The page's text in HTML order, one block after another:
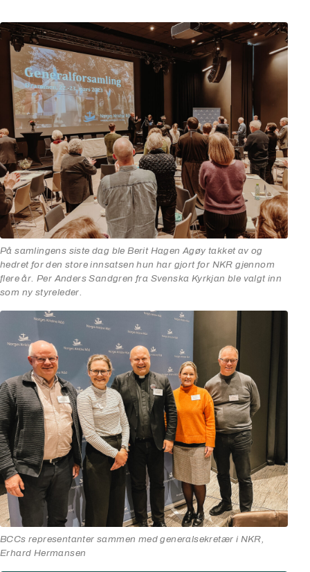
På samlingens siste dag ble Berit Hagen Agøy takket av og
hedret for den store innsatsen hun har gjort for NKR gjennom
flere år. Per Anders Sandgren fra Svenska Kyrkjan ble valgt inn
som ny styreleder.
BCCs representanter sammen med generalsekretær i NKR,
Erhard Hermansen